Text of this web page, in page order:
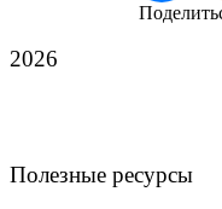
2026
Полезные ресурсы